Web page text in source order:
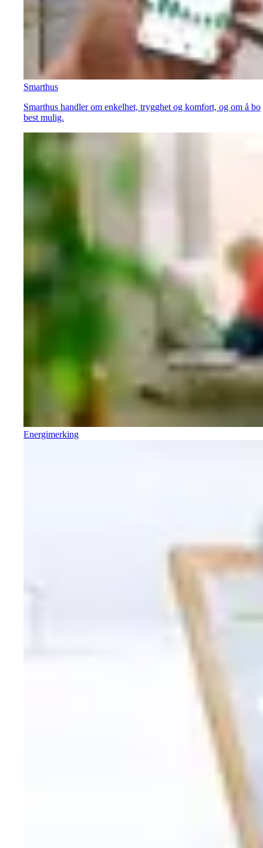
Smarthus
Smarthus handler om enkelhet, trygghet og komfort, og om å bo
best mulig.
Energimerking